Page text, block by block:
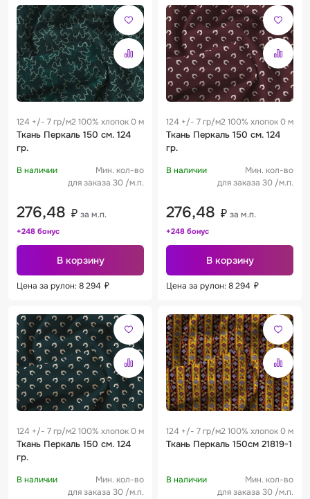
124 +/- 7 гр/м2 100% хлопок 0 м
Ткань Перкаль 150 см. 124
гр.
В наличии
Мин. кол-во
для заказа 30 /м.п.
276,48 ₽ за м.п.
+248 бонус
В корзину
Цена за рулон: 8 294 ₽
124 +/- 7 гр/м2 100% хлопок 0 м
Ткань Перкаль 150 см. 124
гр.
В наличии
Мин. кол-во
для заказа 30 /м.п.
276,48 ₽ за м.п.
+248 бонус
В корзину
Цена за рулон: 8 294 ₽
124 +/- 7 гр/м2 100% хлопок 0 м
Ткань Перкаль 150 см. 124
гр.
В наличии
Мин. кол-во
для заказа 30 /м.п.
124 +/- 7 гр/м2 100% хлопок 0 м
Ткань Перкаль 150см 21819-1
В наличии
Мин. кол-во
для заказа 30 /м.п.